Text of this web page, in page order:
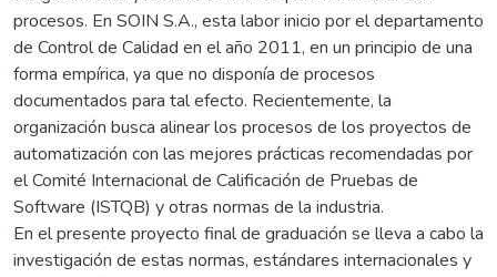
procesos. En SOIN S.A., esta labor inicio por el departamento
de Control de Calidad en el año 2011, en un principio de una
forma empírica, ya que no disponía de procesos
documentados para tal efecto. Recientemente, la
organización busca alinear los procesos de los proyectos de
automatización con las mejores prácticas recomendadas por
el Comité Internacional de Calificación de Pruebas de
Software (ISTQB) y otras normas de la industria.
En el presente proyecto final de graduación se lleva a cabo la
investigación de estas normas, estándares internacionales y